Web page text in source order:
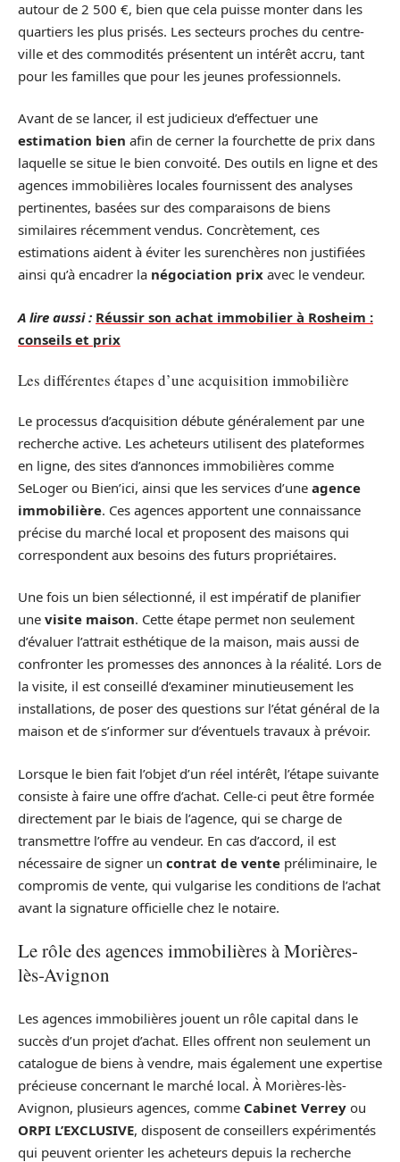
autour de 2 500 €, bien que cela puisse monter dans les
quartiers les plus prisés. Les secteurs proches du centre-
ville et des commodités présentent un intérêt accru, tant
pour les familles que pour les jeunes professionnels.
Avant de se lancer, il est judicieux d’effectuer une
estimation bien afin de cerner la fourchette de prix dans
laquelle se situe le bien convoité. Des outils en ligne et des
agences immobilières locales fournissent des analyses
pertinentes, basées sur des comparaisons de biens
similaires récemment vendus. Concrètement, ces
estimations aident à éviter les surenchères non justifiées
ainsi qu’à encadrer la négociation prix avec le vendeur.
A lire aussi : Réussir son achat immobilier à Rosheim :
conseils et prix
Les différentes étapes d’une acquisition immobilière
Le processus d’acquisition débute généralement par une
recherche active. Les acheteurs utilisent des plateformes
en ligne, des sites d’annonces immobilières comme
SeLoger ou Bien’ici, ainsi que les services d’une agence
immobilière. Ces agences apportent une connaissance
précise du marché local et proposent des maisons qui
correspondent aux besoins des futurs propriétaires.
Une fois un bien sélectionné, il est impératif de planifier
une visite maison. Cette étape permet non seulement
d’évaluer l’attrait esthétique de la maison, mais aussi de
confronter les promesses des annonces à la réalité. Lors de
la visite, il est conseillé d’examiner minutieusement les
installations, de poser des questions sur l’état général de la
maison et de s’informer sur d’éventuels travaux à prévoir.
Lorsque le bien fait l’objet d’un réel intérêt, l’étape suivante
consiste à faire une offre d’achat. Celle-ci peut être formée
directement par le biais de l’agence, qui se charge de
transmettre l’offre au vendeur. En cas d’accord, il est
nécessaire de signer un contrat de vente préliminaire, le
compromis de vente, qui vulgarise les conditions de l’achat
avant la signature officielle chez le notaire.
Le rôle des agences immobilières à Morières-
lès-Avignon
Les agences immobilières jouent un rôle capital dans le
succès d’un projet d’achat. Elles offrent non seulement un
catalogue de biens à vendre, mais également une expertise
précieuse concernant le marché local. À Morières-lès-
Avignon, plusieurs agences, comme Cabinet Verrey ou
ORPI L’EXCLUSIVE, disposent de conseillers expérimentés
qui peuvent orienter les acheteurs depuis la recherche